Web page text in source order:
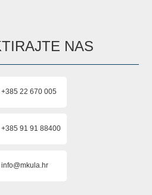
NAS
+385 22 670 005
+385 91 91 88400
info@mkula.hr